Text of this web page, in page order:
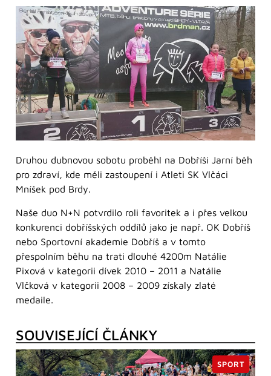
Druhou dubnovou sobotu proběhl na Dobříši Jarní běh
pro zdraví, kde měli zastoupení i Atleti SK Vlčáci
Mníšek pod Brdy.
Naše duo N+N potvrdilo roli favoritek a i přes velkou
konkurenci dobříšských oddílů jako je např. OK Dobříš
nebo Sportovní akademie Dobříš a v tomto
přespolním běhu na trati dlouhé 4200m Natálie
Pixová v kategorii dívek 2010 – 2011 a Natálie
Vlčková v kategorii 2008 – 2009 získaly zlaté
medaile.
SOUVISEJÍCÍ ČLÁNKY
SPORT